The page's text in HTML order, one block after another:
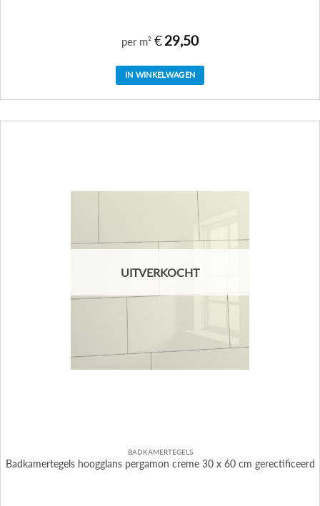
per m² €29,50
IN WINKELWAGEN
UITVERKOCHT
BADKAMERTEGELS
Badkamertegels hoogglans pergamon creme 30 x 60 cm gerectificeerd